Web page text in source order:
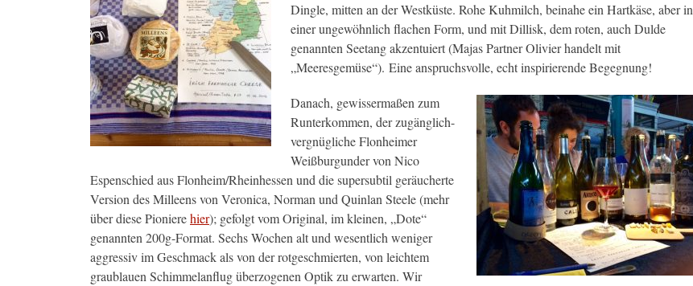
Dingle, mitten an der Westküste. Rohe Kuhmilch, beinahe ein Hartkäse, aber in
einer ungewöhnlich flachen Form, und mit Dillisk, dem roten, auch Dulde
genannten Seetang akzentuiert (Majas Partner Olivier handelt mit
„Meeresgemüse“). Eine anspruchsvolle, echt inspirierende Begegnung!
Danach, gewissermaßen zum
Runterkommen, der zugänglich-
vergnügliche Flonheimer
Weißburgunder von Nico
Espenschied aus Flonheim/Rheinhessen und die supersubtil geräucherte
Version des Milleens von Veronica, Norman und Quinlan Steele (mehr
über diese Pionierehier); gefolgt vom Original, im kleinen, „Dote“
genannten 200g-Format. Sechs Wochen alt und wesentlich weniger
aggressiv im Geschmack als von der rotgeschmierten, von leichtem
graublauen Schimmelanflug überzogenen Optik zu erwarten. Wir